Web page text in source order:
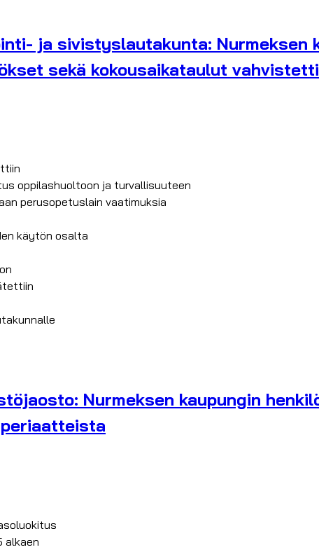
ja sivistyslautakunta: Nurmeksen
sekä kokousaikataulut
oppilashuoltoon ja turvallisuuteen
perusopetuslain vaatimuksia
käytön osalta
Nurmeksen kaupungin
alkaen